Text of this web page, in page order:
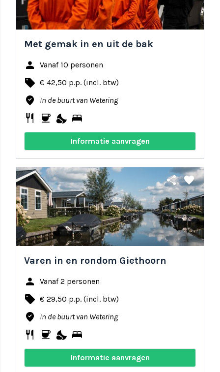
Met gemak in en uit de bak
person Vanaf 10 personen
local_offer € 42,50 p.p. (incl. btw)
where_to_vote In de buurt van Wetering
restaurant coffee nights_stay bed
Informatie aanvragen
share favorite
Varen in en rondom Giethoorn
person Vanaf 2 personen
local_offer € 29,50 p.p. (incl. btw)
where_to_vote In de buurt van Wetering
restaurant coffee nights_stay bed
Informatie aanvragen